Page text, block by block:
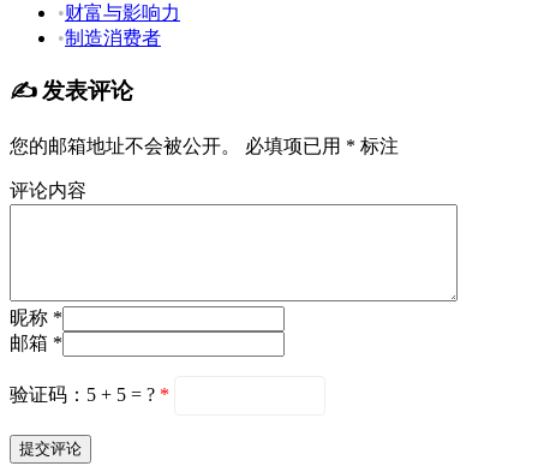
•财富与影响力
•制造消费者
✍️ 发表评论
您的邮箱地址不会被公开。 必填项已用 * 标注
评论内容
昵称 *
邮箱 *
验证码：5 + 5 = ? *